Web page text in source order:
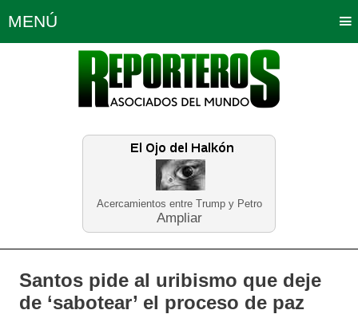
Acercamientos entre Trump y Petro
Ampliar
MENÚ
Política Opinión Bogotá
Planeta Tierra Deportes
Educación Neira
Santos pide al uribismo que deje
de ‘sabotear’ el proceso de paz